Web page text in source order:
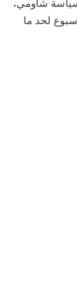
شاومي،
لحد ما